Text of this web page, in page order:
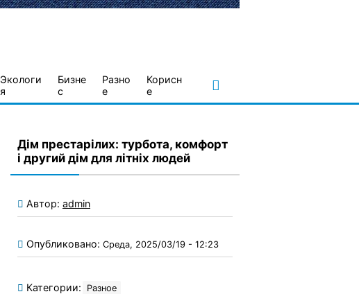
Экологи
я
Бизне
с
Разно
е
Корисн
е
Дім престарілих: турбота, комфорт
і другий дім для літніх людей
Автор: admin
Опубликовано: Среда, 2025/03/19 - 12:23
Категории: Разное